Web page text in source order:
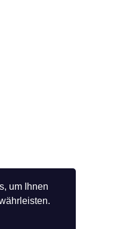
um Ihnen